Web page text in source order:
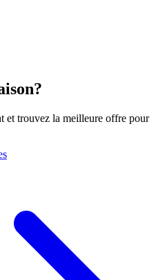
et trouvez la meilleure offre pour